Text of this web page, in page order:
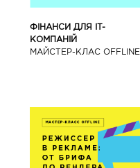
ФІНАНСИ ДЛЯ IT-
КОМПАНІЙ
МАЙСТЕР-КЛАС OFFLINE